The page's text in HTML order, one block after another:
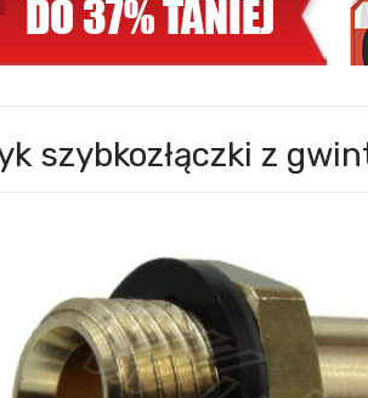
szybkozłączki z